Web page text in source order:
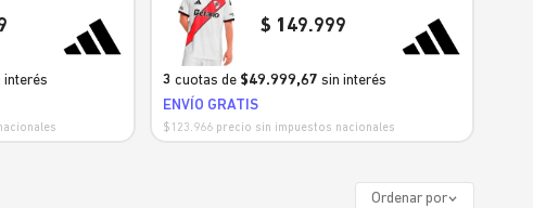
interés
149.999
3 cuotas de $49.999,67 sin interés
ENVÍO GRATIS
$123.966 precio sin impuestos nacionales
Ordenar por